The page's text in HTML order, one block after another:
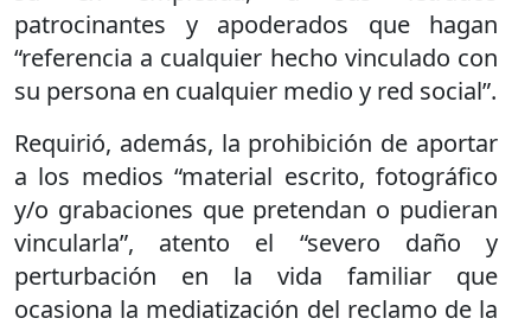
patrocinantes y apoderados que hagan
“referencia a cualquier hecho vinculado con
su persona en cualquier medio y red social”.
Requirió, además, la prohibición de aportar
a los medios “material escrito, fotográfico
y/o grabaciones que pretendan o pudieran
vincularla”, atento el “severo daño y
perturbación en la vida familiar que
ocasiona la mediatización del reclamo de la